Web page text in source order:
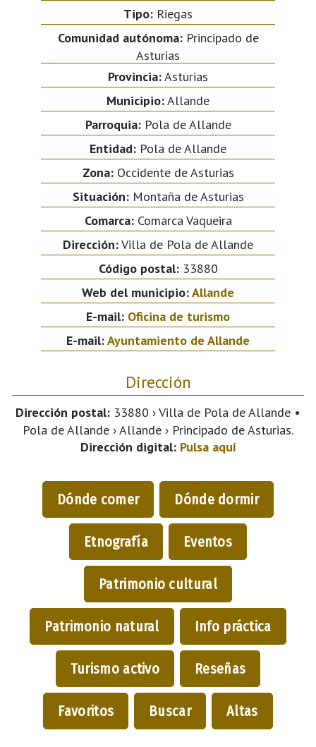
Tipo: Riegas
Comunidad autónoma:Principado de
Asturias
Provincia:Asturias
Municipio:Allande
Parroquia:Pola de Allande
Entidad: Pola de Allande
Zona:Occidente de Asturias
Situación:Montaña de Asturias
Comarca:Comarca Vaqueira
Dirección:Villa de Pola de Allande
Código postal:33880
Web del municipio:Allande
E-mail: Oficina de turismo
E-mail:Ayuntamiento de Allande
Dirección
Dirección postal: 33880 › Villa de Pola de Allande •
Pola de Allande › Allande › Principado de Asturias.
Dirección digital: Pulsa aquí
Dónde comer Dónde dormir
Etnografía Eventos
Patrimonio cultural
Patrimonio natural Info práctica
Turismo activo Reseñas
Favoritos Buscar Altas